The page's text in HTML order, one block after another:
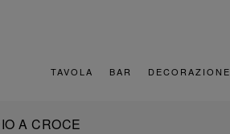
TAVOLA BAR DECORAZIONE
A CROCE